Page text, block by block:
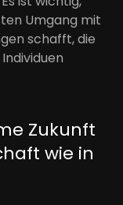
Umgang mit
schafft, die
Zukunft
wie in